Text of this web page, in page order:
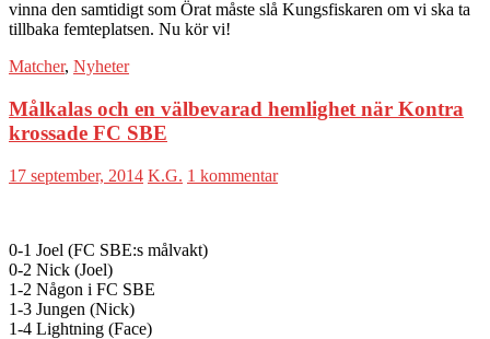
vinna den samtidigt som Örat måste slå Kungsfiskaren om vi ska ta
tillbaka femteplatsen. Nu kör vi!
Matcher, Nyheter
Målkalas och en välbevarad hemlighet när Kontra
krossade FC SBE
17 september, 2014 K.G. 1 kommentar
0-1 Joel (FC SBE:s målvakt)
0-2 Nick (Joel)
1-2 Någon i FC SBE
1-3 Jungen (Nick)
1-4 Lightning (Face)